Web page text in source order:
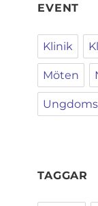
EVENT
Klinik
Möten
TAGGAR